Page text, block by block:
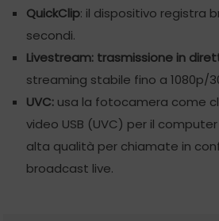
QuickClip: il dispositivo registra
secondi.
Livestream: trasmissione in
streaming stabile fino a 1080p/
UVC: usa la fotocamera come
video USB (UVC) per il
alta qualità per chiamate in
broadcast live.